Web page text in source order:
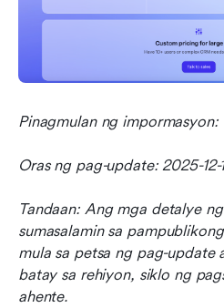
Pinagmulan ng impormasyon:
Oras ng pag-update: 2025-12-
Tandaan: Ang mga detalye
sumasalamin sa
mula sa petsa ng pag-update
batay sa rehiyon, siklo ng
ahente.